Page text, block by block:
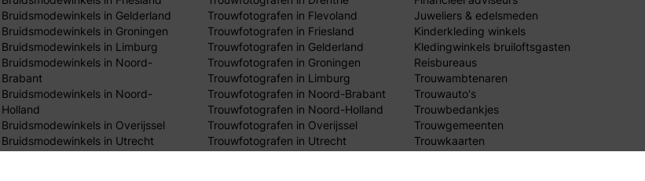
Bruidsmodewinkels in Gelderland
Bruidsmodewinkels in Groningen
Bruidsmodewinkels in Limburg
Bruidsmodewinkels in Noord-
Brabant
Bruidsmodewinkels in Noord-
Holland
Bruidsmodewinkels in Overijssel
Bruidsmodewinkels in Utrecht
Bruidsmodewinkels in Zeeland
Trouwfotografen in Flevoland
Trouwfotografen in Friesland
Trouwfotografen in Gelderland
Trouwfotografen in Groningen
Trouwfotografen in Limburg
Trouwfotografen in Noord-Brabant
Trouwfotografen in Noord-Holland
Trouwfotografen in Overijssel
Trouwfotografen in Utrecht
Trouwfotografen in Zeeland
Juweliers & edelsmeden
Kinderkleding winkels
Kledingwinkels bruiloftsgasten
Reisbureaus
Trouwambtenaren
Trouwauto's
Trouwbedankjes
Trouwgemeenten
Trouwkaarten
Trouwlocaties